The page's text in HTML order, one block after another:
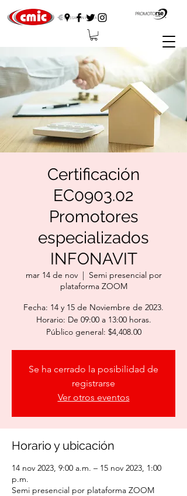
Certificación
EC0903.02
Promotores
especializados
INFONAVIT
mar 14 de nov
  |
Semi presencial por
plataforma ZOOM
Fecha: 14 y 15 de Noviembre de 2023.
Horario: De 09:00 a 13:00 horas.
Público general: $4,408.00
Se ha cerrado la posibilidad de
registrarse
Ver otros eventos
Horario y ubicación
14 nov 2023, 9:00 a.m. – 15 nov 2023, 1:00
p.m.
Semi presencial por plataforma ZOOM